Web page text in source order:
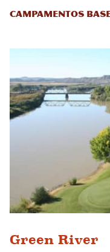
campamentos
Green River